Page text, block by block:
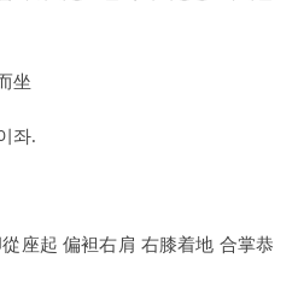
坐
좌.
座起 偏袒右肩 右膝着地 合掌恭